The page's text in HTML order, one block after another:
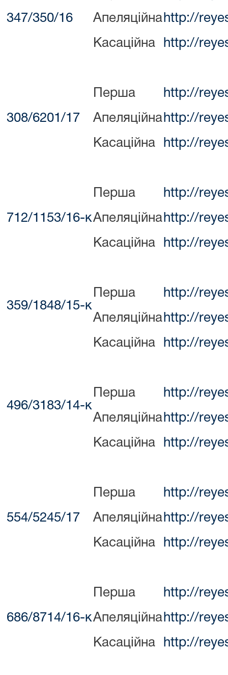
347/350/16 Апеляційна http://
Касаційна http://
308/6201/17
Перша http://
Апеляційна http://
Касаційна http://
712/1153/16-к
Перша http://
Апеляційна http://
Касаційна http://
359/1848/15-к
Перша http://
Апеляційна http://
Касаційна http://
496/3183/14-к
Перша http://
Апеляційна http://
Касаційна http://
554/5245/17
Перша http://
Апеляційна http://
Касаційна http://
686/8714/16-к
Перша http://
Апеляційна http://
Касаційна http://